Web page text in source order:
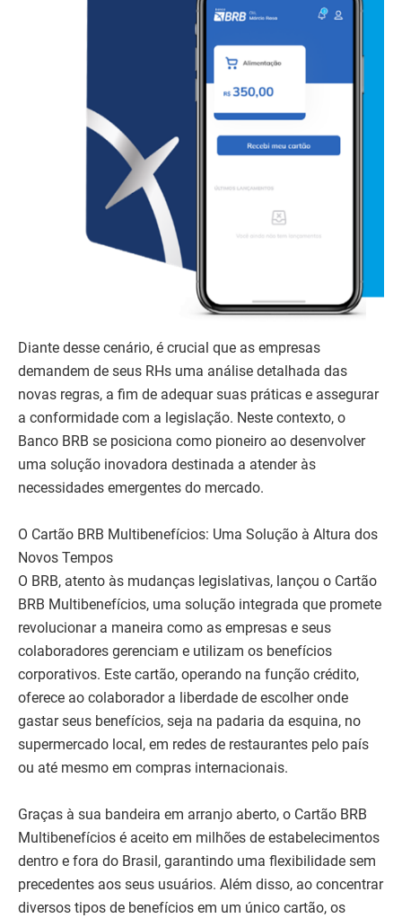
Diante desse cenário, é crucial que as empresas
demandem de seus RHs uma análise detalhada das
novas regras, a fim de adequar suas práticas e assegurar
a conformidade com a legislação. Neste contexto, o
Banco BRB se posiciona como pioneiro ao desenvolver
uma solução inovadora destinada a atender às
necessidades emergentes do mercado.
O Cartão BRB Multibenefícios: Uma Solução à Altura dos
Novos Tempos
O BRB, atento às mudanças legislativas, lançou o Cartão
BRB Multibenefícios, uma solução integrada que promete
revolucionar a maneira como as empresas e seus
colaboradores gerenciam e utilizam os benefícios
corporativos. Este cartão, operando na função crédito,
oferece ao colaborador a liberdade de escolher onde
gastar seus benefícios, seja na padaria da esquina, no
supermercado local, em redes de restaurantes pelo país
ou até mesmo em compras internacionais.
Graças à sua bandeira em arranjo aberto, o Cartão BRB
Multibenefícios é aceito em milhões de estabelecimentos
dentro e fora do Brasil, garantindo uma flexibilidade sem
precedentes aos seus usuários. Além disso, ao concentrar
diversos tipos de benefícios em um único cartão, os